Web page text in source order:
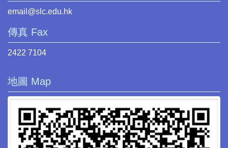
email@slc.edu.hk
傳真 Fax
2422 7104
地圖 Map